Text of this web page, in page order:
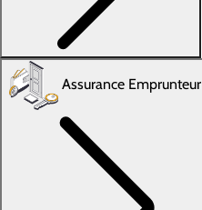
Assurance Emprunteur